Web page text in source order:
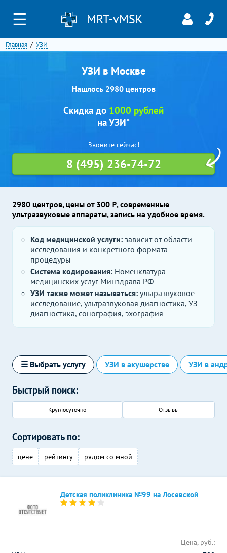
☰ MRT-vMSK
Главная УЗИ
УЗИ в Москве
Нашлось 2980 центров
2980 центров, цены от 300 ₽, современные
ультразвуковые аппараты, запись на удобное время.
Код медицинской услуги: зависит от области
исследования и конкретного формата
процедуры
Система кодирования: Номенклатура
медицинских услуг Минздрава РФ
УЗИ также может называться: ультразвуковое
исследование, ультразвуковая диагностика, УЗ-
диагностика, сонография, эхография
Скидка до 1000 рублей
на УЗИ*
Звоните сейчас!
8 (495) 236-74-72
☰ Выбрать услугу УЗИ в акушерстве УЗИ в
Быстрый поиск:
Круглосуточно Отзывы
Сортировать по:
цене рейтингу рядом со мной
Детская поликлиника №99 на Лосевской
Цена, руб.: